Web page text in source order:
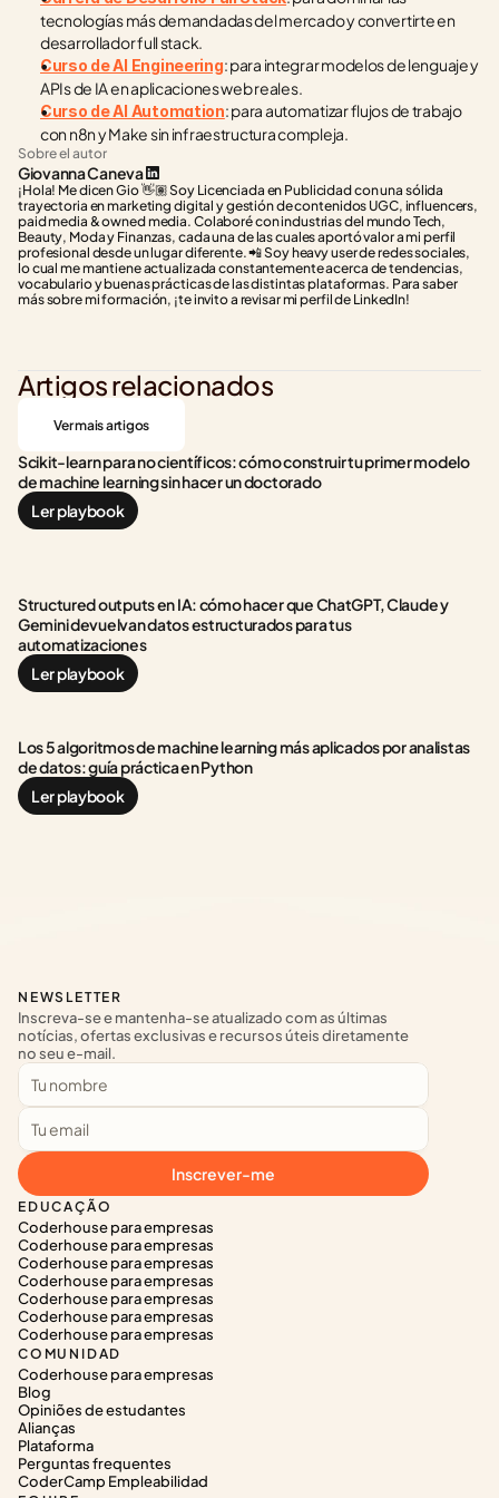
tecnologías más demandadas del mercado y convertirte en
desarrollador full stack.
Curso de AI Engineering: para integrar modelos de lenguaje y
APIs de IA en aplicaciones web reales.
Curso de AI Automation: para automatizar flujos de trabajo
con n8n y Make sin infraestructura compleja.
Sobre el autor
Giovanna Caneva
¡Hola! Me dicen Gio 👋🏽 Soy Licenciada en Publicidad con una sólida
trayectoria en marketing digital y gestión de contenidos UGC, influencers,
paid media & owned media. Colaboré con industrias del mundo Tech,
Beauty, Moda y Finanzas, cada una de las cuales aportó valor a mi perfil
profesional desde un lugar diferente. 📲 Soy heavy user de redes sociales,
lo cual me mantiene actualizada constantemente acerca de tendencias,
vocabulario y buenas prácticas de las distintas plataformas. Para saber
más sobre mi formación, ¡te invito a revisar mi perfil de LinkedIn!
Artigos relacionados
Ver mais artigos
Scikit-learn para no científicos: cómo construir tu primer modelo
de machine learning sin hacer un doctorado
Ler playbook
Structured outputs en IA: cómo hacer que ChatGPT, Claude y
Gemini devuelvan datos estructurados para tus
automatizaciones
Ler playbook
Los 5 algoritmos de machine learning más aplicados por analistas
de datos: guía práctica en Python
Ler playbook
EDUCAÇÃO
Coderhouse para empresas
Coderhouse para empresas
Coderhouse para empresas
Coderhouse para empresas
Coderhouse para empresas
Coderhouse para empresas
Coderhouse para empresas
COMUNIDAD
Coderhouse para empresas
Blog
Opiniões de estudantes
Alianças
Plataforma
Perguntas frequentes
CoderCamp Empleabilidad
NEWSLETTER
Inscreva-se e mantenha-se atualizado com as últimas
notícias, ofertas exclusivas e recursos úteis diretamente
no seu e-mail.
Inscrever-me